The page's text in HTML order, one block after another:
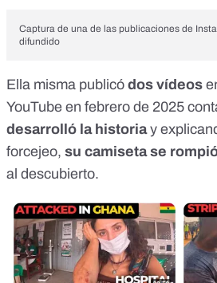
Captura de una de las publicaciones de
difundido
Ella misma publicó dos vídeos
YouTube en febrero de 2025
desarrolló la historiay
forcejeo, su camiseta se
al descubierto.